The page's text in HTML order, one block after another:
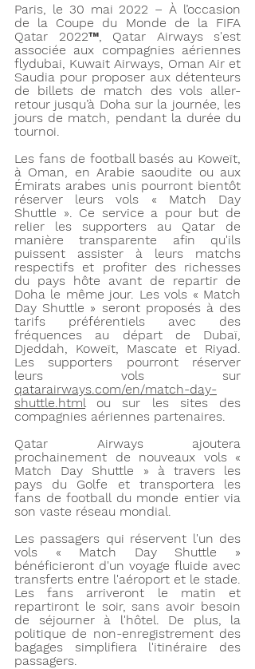
Paris, le 30 mai 2022 – À l’occasion
de la Coupe du Monde de la FIFA
Qatar 2022™, Qatar Airways s'est
associée aux compagnies aériennes
flydubai, Kuwait Airways, Oman Air et
Saudia pour proposer aux détenteurs
de billets de match des vols aller-
retour jusqu’à Doha sur la journée, les
jours de match, pendant la durée du
tournoi.
Les fans de football basés au Koweït,
à Oman, en Arabie saoudite ou aux
Émirats arabes unis pourront bientôt
réserver leurs vols « Match Day
Shuttle ». Ce service a pour but de
relier les supporters au Qatar de
manière transparente afin qu'ils
puissent assister à leurs matchs
respectifs et profiter des richesses
du pays hôte avant de repartir de
Doha le même jour. Les vols « Match
Day Shuttle » seront proposés à des
tarifs préférentiels avec des
fréquences au départ de Dubaï,
Djeddah, Koweït, Mascate et Riyad.
Les supporters pourront réserver
qatarairways.com/en/match-day-
shuttle.html ou sur les sites des
compagnies aériennes partenaires.
Qatar Airways ajoutera
prochainement de nouveaux vols «
Match Day Shuttle » à travers les
pays du Golfe et transportera les
fans de football du monde entier via
son vaste réseau mondial.
Les passagers qui réservent l'un des
vols « Match Day Shuttle »
bénéficieront d'un voyage fluide avec
Les fans arriveront le matin et
repartiront le soir, sans avoir besoin
de séjourner à l'hôtel. De plus, la
politique de non-enregistrement des
bagages simplifiera l'itinéraire des
passagers.